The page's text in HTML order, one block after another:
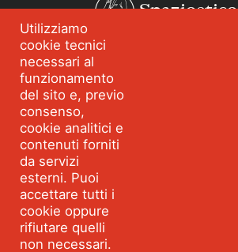
Spazioetico
Chi siamo
Blog
Servizi
Strumenti e percorsi
Parla con Spazioetico
Seguici: Facebook
Utilizziamo
cookie tecnici
necessari al
funzionamento
del sito e, previo
consenso,
cookie analitici e
contenuti forniti
da servizi
esterni. Puoi
accettare tutti i
cookie oppure
rifiutare quelli
non necessari.